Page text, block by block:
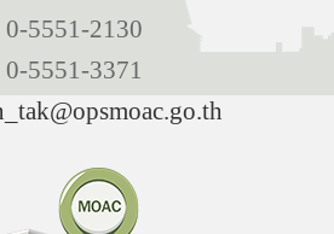
0-5551-2130
0-5551-3371